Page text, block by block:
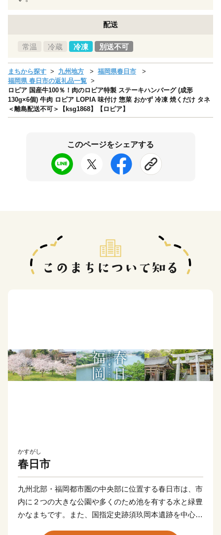
配送
常温 冷蔵 冷凍 別送不可
まちから探す 九州地方
福岡県春日市
福岡県 春日市の返礼品一覧
ロピア 国産牛100％！肉のロピア特製 ステーキハンバーグ (成形
130g×6個) 牛肉 ロピア LOPIA 味付け 惣菜 おかず 冷凍 焼くだけ タネ
＜離島配送不可＞【ksg1868】【ロピア】
このページをシェアする
かすがし
春日市
九州北部・福岡都市圏の中央部に位置する春日市は、市
内に２つの大きな公園や多くのため池を有する水と緑豊
かなまちです。また、国指定史跡須玖岡本遺跡を中心と